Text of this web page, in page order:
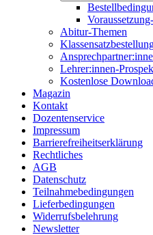
Abitur-Themen
Lehrer:innen-
Kostenlose
Magazin
Kontakt
Dozentenservice
Impressum
Barrierefreiheitserklärung
Rechtliches
AGB
Datenschutz
Teilnahmebedingungen
Lieferbedingungen
Widerrufsbelehrung
Newsletter